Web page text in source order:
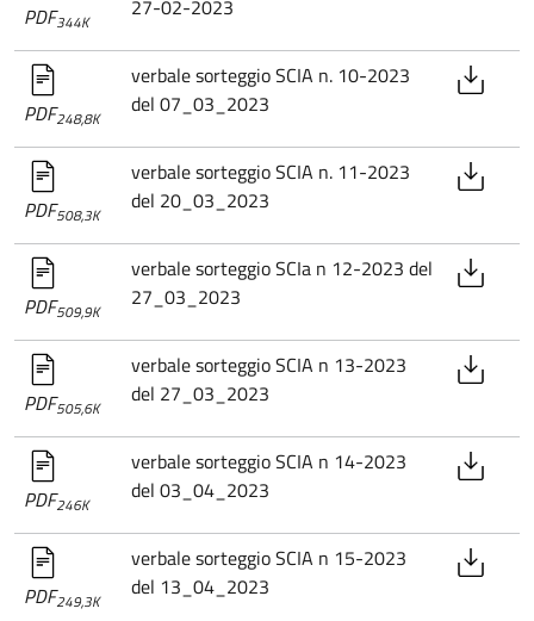
PDF344K
27-02-2023
PDF248,8K
verbale sorteggio SCIA n. 10-2023
del 07_03_2023
PDF508,3K
verbale sorteggio SCIA n. 11-2023
del 20_03_2023
PDF509,9K
verbale sorteggio SCIa n 12-2023 del
27_03_2023
PDF505,6K
verbale sorteggio SCIA n 13-2023
del 27_03_2023
PDF246K
verbale sorteggio SCIA n 14-2023
del 03_04_2023
PDF249,3K
verbale sorteggio SCIA n 15-2023
del 13_04_2023